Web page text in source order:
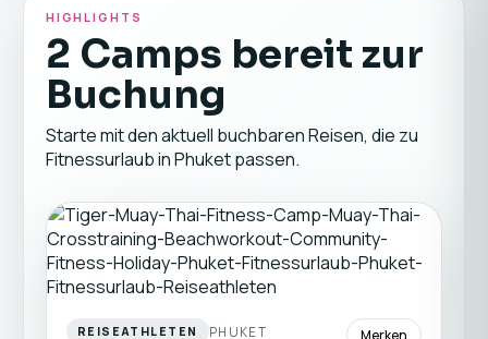
HIGHLIGHTS
2 Camps bereit zur
Buchung
Starte mit den aktuell buchbaren Reisen, die zu
Fitnessurlaub in Phuket passen.
REISEATHLETEN PHUKET Merken